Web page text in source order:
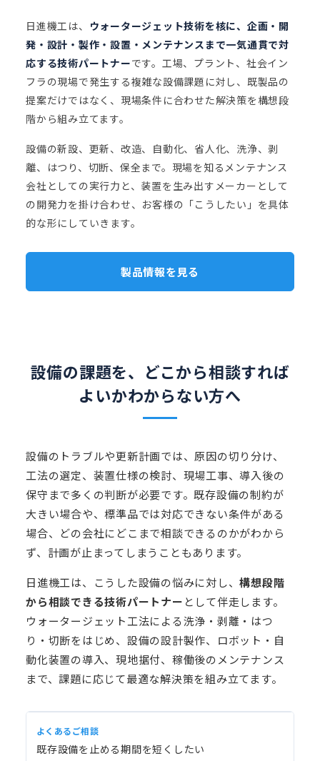
日進機工は、 ウォータージェット技術を核に、企画・開
発・設計・製作・設置・メンテナンスまで一気通貫で対
応する技術パートナーです。工場、プラント、社会イン
フラの現場で発生する複雑な設備課題に対し、既製品の
提案だけではなく、現場条件に合わせた解決策を構想段
階から組み立てます。
設備の新設、更新、改造、自動化、省人化、洗浄、剥
離、はつり、切断、保全まで。現場を知るメンテナンス
会社としての実行力と、装置を生み出すメーカーとして
の開発力を掛け合わせ、お客様の「こうしたい」を具体
的な形にしていきます。
製品情報を見る
設備の課題を、どこから相談すれば
よいかわからない方へ
設備のトラブルや更新計画では、原因の切り分け、
工法の選定、装置仕様の検討、現場工事、導入後の
保守まで多くの判断が必要です。既存設備の制約が
大きい場合や、標準品では対応できない条件がある
場合、どの会社にどこまで相談できるのかがわから
ず、計画が止まってしまうこともあります。
日進機工は、こうした設備の悩みに対し、構想段階
から相談できる技術パートナー として伴走します。
ウォータージェット工法による洗浄・剥離・はつ
り・切断をはじめ、設備の設計製作、ロボット・自
動化装置の導入、現地据付、稼働後のメンテナンス
まで、課題に応じて最適な解決策を組み立てます。
既存設備を止める期間を短くしたい